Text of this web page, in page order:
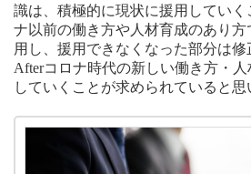
識は、積極的に現状に援用していく
ナ以前の働き方や人材育成のあり
用し、援用できなくなった部分は修
Afterコロナ時代の新しい働き方・
していくことが求められていると思